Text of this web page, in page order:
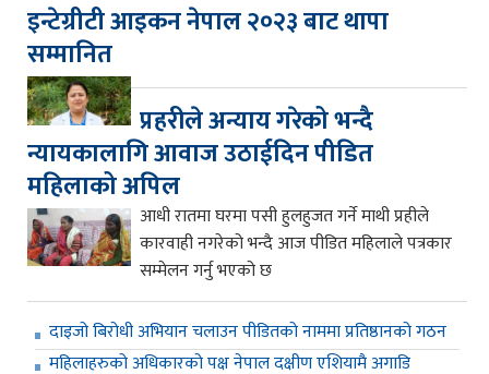
इन्टेग्रीटी आइकन नेपाल २०२३ बाट थापा
सम्मानित
प्रहरीले अन्याय गरेको भन्दै
न्यायकालागि आवाज उठाईदिन पीडित
महिलाको अपिल
आधी रातमा घरमा पसी हुलहुजत गर्ने माथी प्रहीले
कारवाही नगरेको भन्दै आज पीडित महिलाले पत्रकार
सम्मेलन गर्नु भएको छ
दाइजो बिरोधी अभियान चलाउन पीडितको नाममा प्रतिष्ठानको गठन
महिलाहरुको अधिकारको पक्ष नेपाल दक्षीण एशियामै अगाडि